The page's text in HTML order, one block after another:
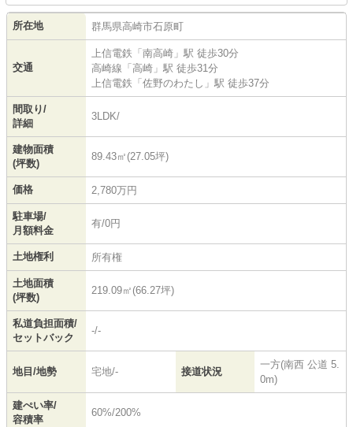
所在地 群馬県高崎市石原町
交通
上信電鉄 「 南高崎 」駅 徒歩30分
高崎線 「 高崎 」駅 徒歩31分
上信電鉄 「 佐野のわたし 」駅 徒歩37分
間取り/
詳細
3LDK/
建物面積
(坪数)
89.43㎡(27.05坪)
価格 2,780万円
駐車場/
月額料金
有/0円
土地権利 所有権
土地面積
(坪数)
219.09㎡(66.27坪)
私道負担面積/
セットバック
-/-
地目/地勢 宅地/- 接道状況
一方(南西 公道 5.
0m)
建ぺい率/
容積率
60%/200%